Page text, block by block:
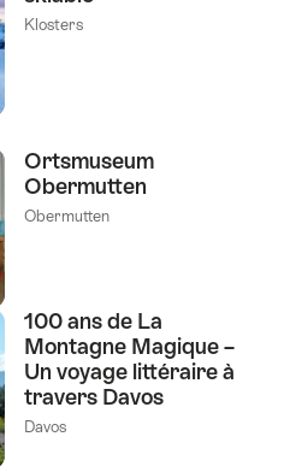
Klosters
Ortsmuseum
Obermutten
Obermutten
100 ans de La
Montagne Magique –
Un voyage littéraire à
travers Davos
Davos